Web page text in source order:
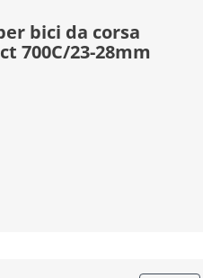
bici da corsa
700C/23-28mm